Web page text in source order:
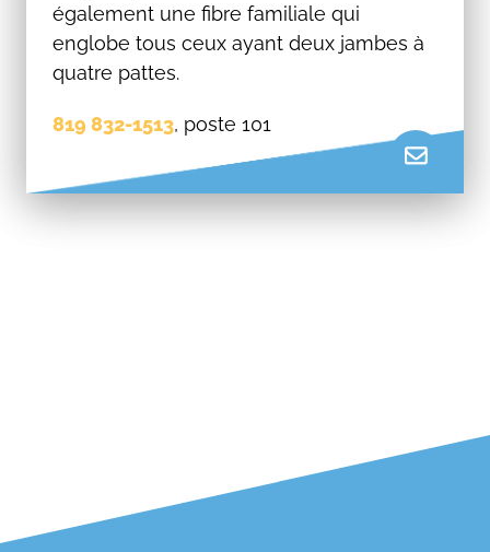
également une fibre familiale qui
englobe tous ceux ayant deux jambes à
quatre pattes.
819 832-1513, poste 101